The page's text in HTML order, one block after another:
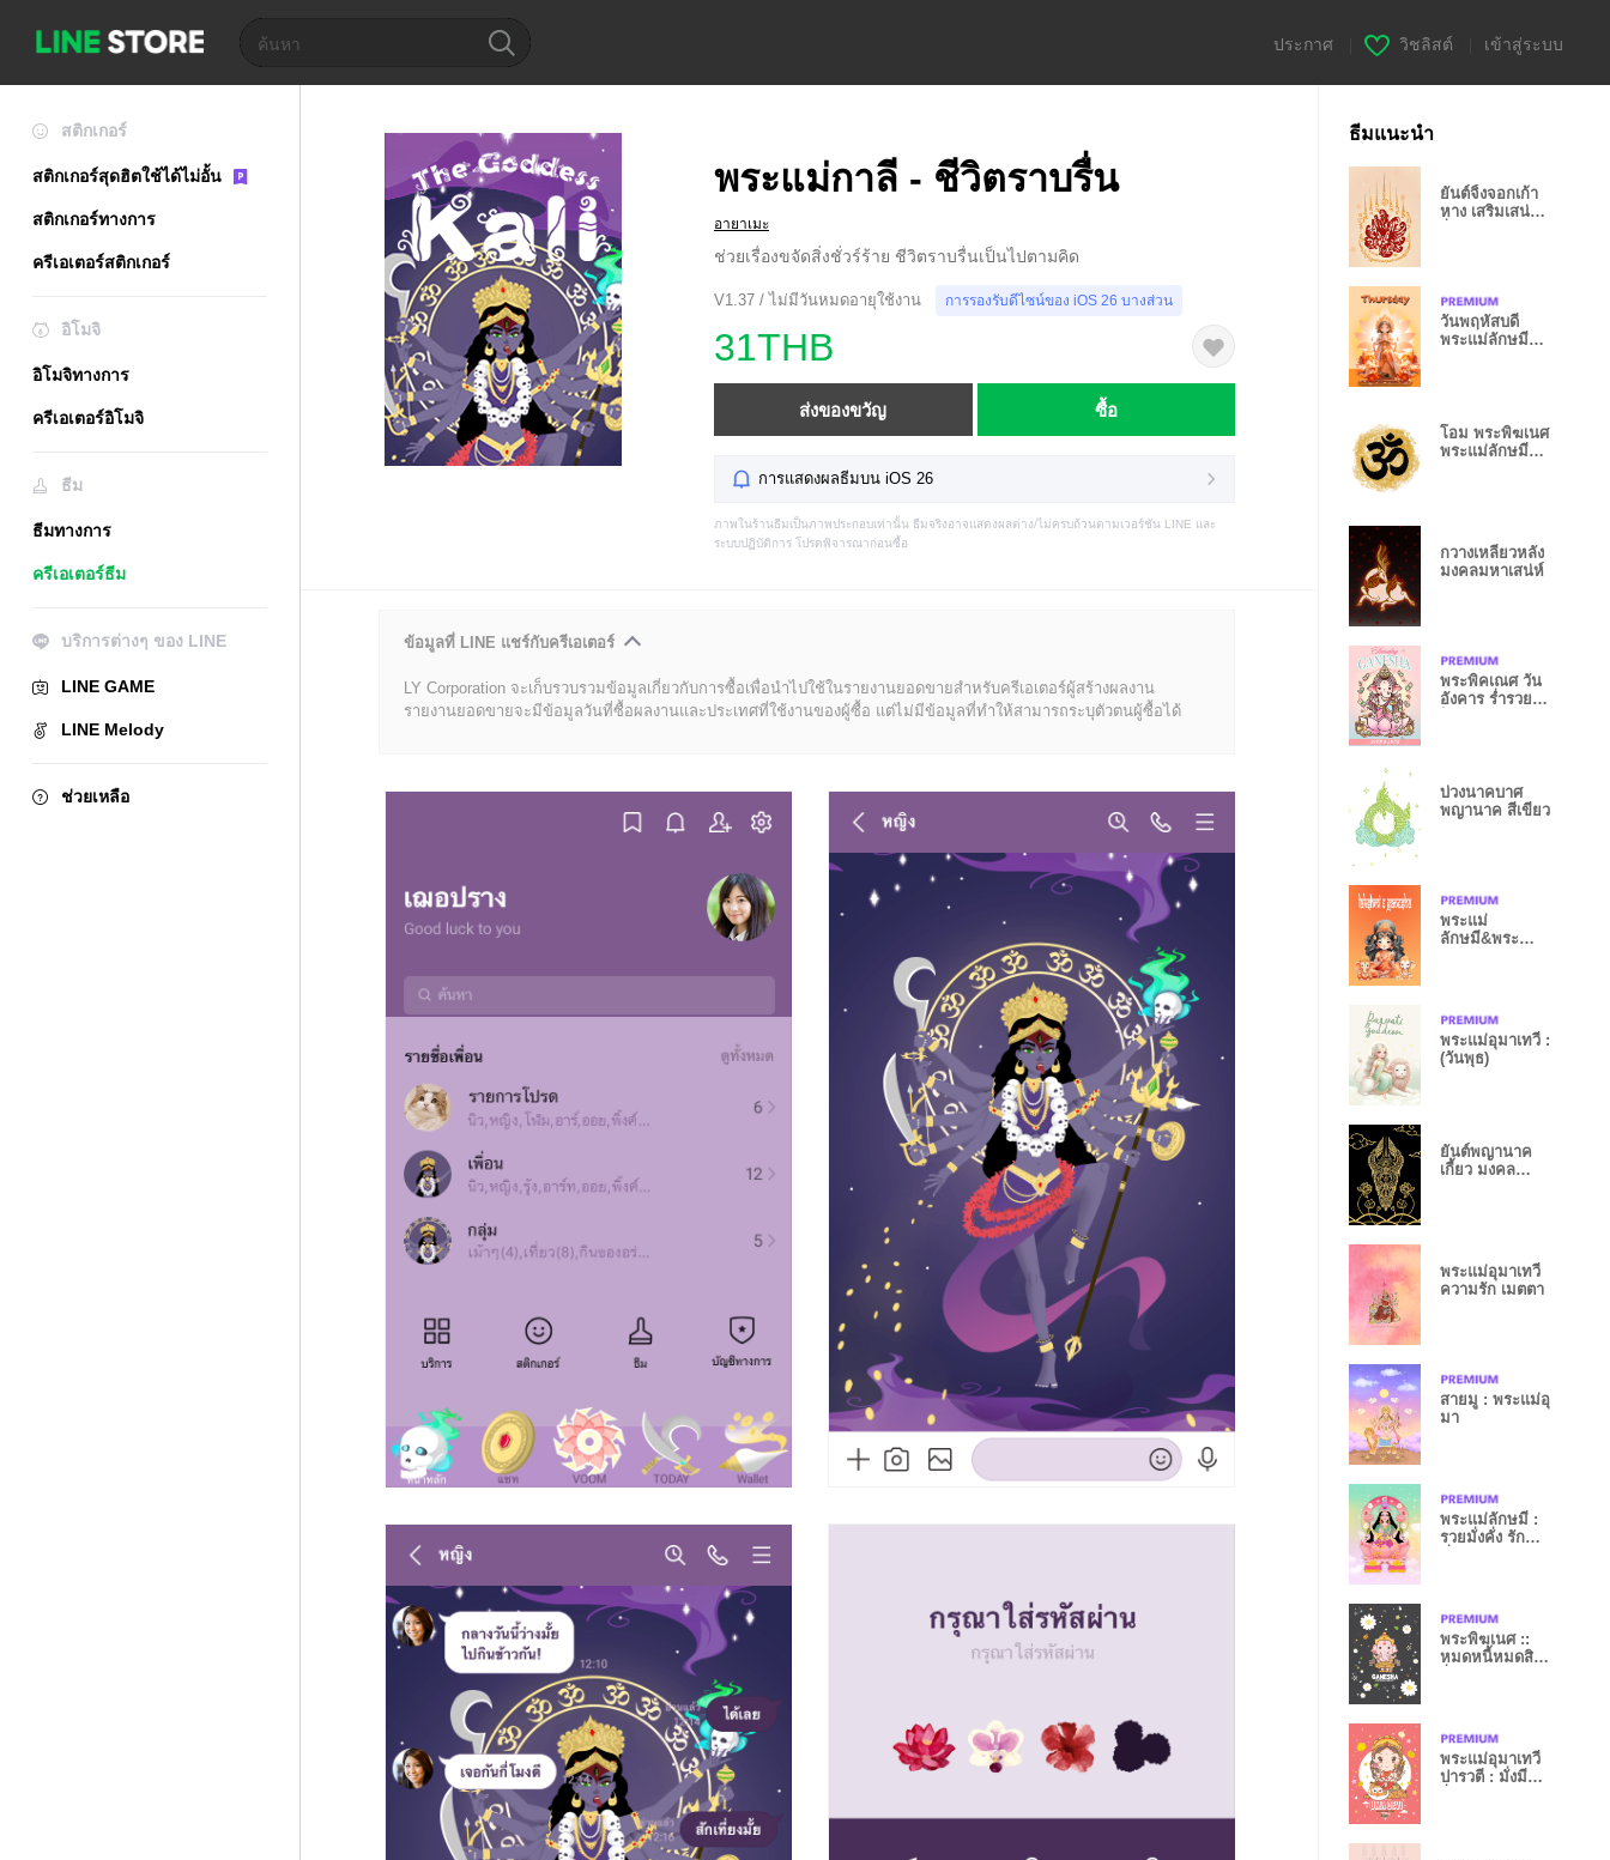
ประกาศ วิชลิสต์ เข้าสู่ระบบ
สติกเกอร์
สติกเกอร์สุดฮิตใช้ได้ไม่อั้น
สติกเกอร์ทางการ
ครีเอเตอร์สติกเกอร์
อิโมจิ
อิโมจิทางการ
ครีเอเตอร์อิโมจิ
ธีม
ธีมทางการ
ครีเอเตอร์ธีม
บริการต่างๆ ของ LINE
LINE GAME
LINE Melody
ช่วยเหลือ
พระแม่กาลี - ชีวิตราบรื่น
อายาเมะ
ช่วยเรื่องขจัดสิ่งชั่วร์ร้าย ชีวิตราบรื่นเป็นไปตามคิด
V1.37 / ไม่มีวันหมดอายุใช้งาน การรองรับดีไซน์ของ iOS 26 บางส่วน
31THB
ส่งของขวัญ ซื้อ
การแสดงผลธีมบน iOS 26
ภาพในร้านธีมเป็นภาพประกอบเท่านั้น ธีมจริงอาจแสดงผลต่าง/ไม่ครบถ้วนตามเวอร์ชัน LINE และ
ระบบปฏิบัติการ โปรดพิจารณาก่อนซื้อ
ข้อมูลที่ LINE แชร์กับครีเอเตอร์
LY Corporation จะเก็บรวบรวมข้อมูลเกี่ยวกับการซื้อเพื่อนำไปใช้ในรายงานยอดขายสำหรับครีเอเตอร์ผู้สร้างผลงาน
รายงานยอดขายจะมีข้อมูลวันที่ซื้อผลงานและประเทศที่ใช้งานของผู้ซื้อ แต่ไม่มีข้อมูลที่ทำให้สามารถระบุตัวตนผู้ซื้อได้
ธีมแนะนำ
ยันต์จิ้งจอกเก้า
หาง เสริมเสน่ห์
วันพฤหัสบดี
พระแม่ลักษมี
โอม พระพิฆเนศ
พระแม่ลักษมี
กวางเหลียวหลัง
มงคลมหาเสน่ห์
พระพิคเณศ วัน
อังคาร ร่ำรวย
บ่วงนาคบาศ
พญานาค สีเขียว
พระแม่
ลักษมี&พระ
พระแม่อุมาเทวี :
(วันพุธ)
ยันต์พญานาค
เกี้ยว มงคล
พระแม่อุมาเทวี
ความรัก เมตตา
สายมู : พระแม่อุ
มา
พระแม่ลักษมี :
รวยมั่งคั่ง รัก
พระพิฆเนศ ::
หมดหนี้หมดสิน
พระแม่อุมาเทวี
ปารวตี : มั่งมี